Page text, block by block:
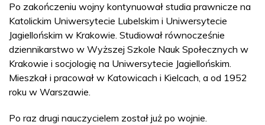
Po zakończeniu wojny kontynuował studia prawnicze na
Katolickim Uniwersytecie Lubelskim i Uniwersytecie
Jagiellońskim w Krakowie. Studiował równocześnie
dziennikarstwo w Wyższej Szkole Nauk Społecznych w
Krakowie i socjologię na Uniwersytecie Jagiellońskim.
Mieszkał i pracował w Katowicach i Kielcach, a od 1952
roku w Warszawie.
Po raz drugi nauczycielem został już po wojnie.